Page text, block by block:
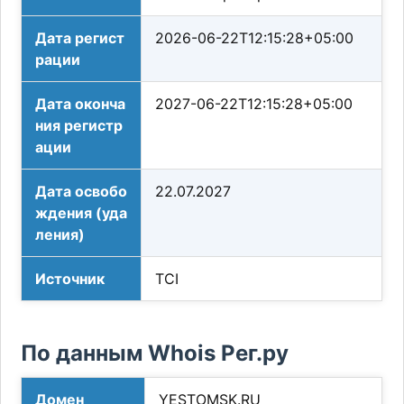
Дата регист
рации
2026-06-22T12:15:28+05:00
Дата оконча
ния регистр
ации
2027-06-22T12:15:28+05:00
Дата освобо
ждения (уда
ления)
22.07.2027
Источник TCI
По данным Whois Рег.ру
Домен YESTOMSK.RU